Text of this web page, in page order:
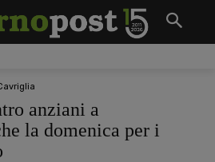
anziani a
la domenica per i